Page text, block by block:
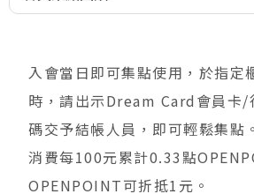
入會當日即可集點使用，於指定
時，請出示Dream Card會員卡/
碼交予結帳人員，即可輕鬆集點
消費每100元累計0.33點
OPENPOINT可折抵1元。